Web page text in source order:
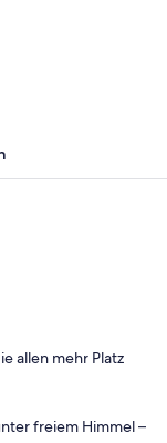
allen mehr Platz
freiem Himmel –